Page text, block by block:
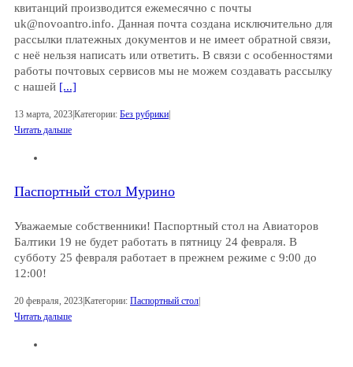
квитанций производится ежемесячно с почты
uk@novoantro.info. Данная почта создана исключительно для
рассылки платежных документов и не имеет обратной связи,
с неё нельзя написать или ответить. В связи с особенностями
работы почтовых сервисов мы не можем создавать рассылку
с нашей [...]
13 марта, 2023|Категории: Без рубрики|
Читать дальше
Паспортный стол Мурино
Уважаемые собственники! Паспортный стол на Авиаторов
Балтики 19 не будет работать в пятницу 24 февраля. В
субботу 25 февраля работает в прежнем режиме с 9:00 до
12:00!
20 февраля, 2023|Категории: Паспортный стол|
Читать дальше